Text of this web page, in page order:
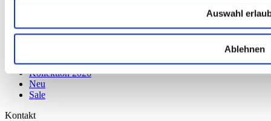
Auswahl
Ablehnen
Damen
Ausrüstung
Kollektion 2026
Neu
Sale
Kontakt